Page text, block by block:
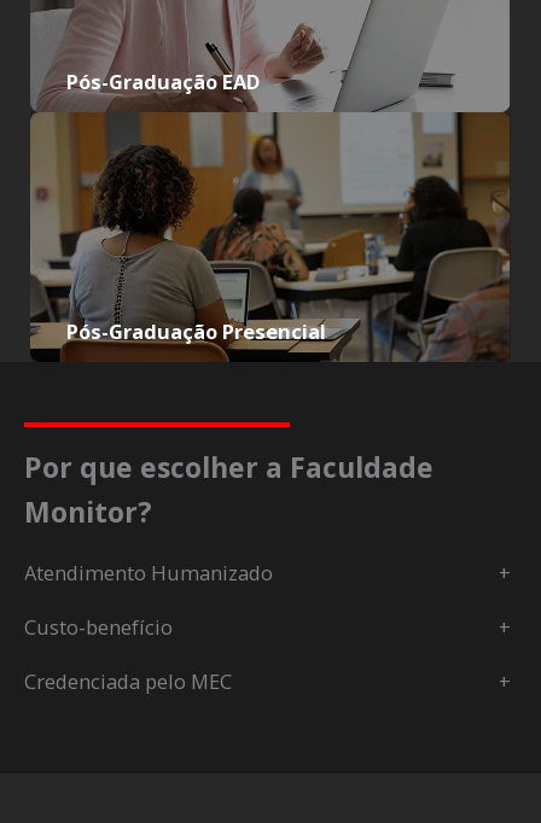
Pós-Graduação EAD
Pós-Graduação Presencial
Por que escolher a Faculdade
Monitor?
Atendimento Humanizado
+
Custo-benefício
+
Credenciada pelo MEC
+